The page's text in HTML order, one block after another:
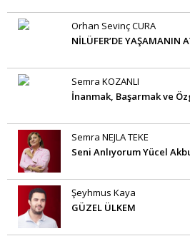
Orhan Sevinç CURA
NİLÜFER’DE YAŞAMANIN
Semra KOZANLI
İnanmak, Başarmak ve
Semra NEJLA TEKE
Seni Anlıyorum Yücel
Şeyhmus Kaya
GÜZEL ÜLKEM